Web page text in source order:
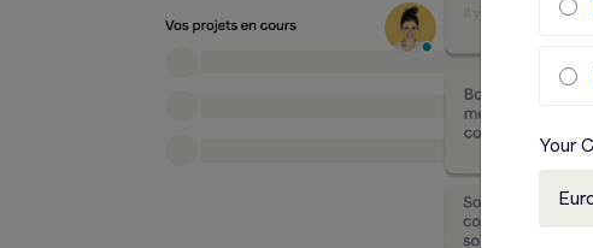
Your